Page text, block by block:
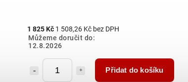
1 825 Kč 1 508,26 Kč bez DPH
Můžeme doručit do:
12.8.2026
Přidat do košíku